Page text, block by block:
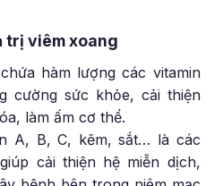
trị viêm xoang
hàm lượng các vitamin
cường sức khỏe, cải thiện
làm ấm cơ thể.
A, B, C, kẽm, sắt… là các
cải thiện hệ miễn dịch,